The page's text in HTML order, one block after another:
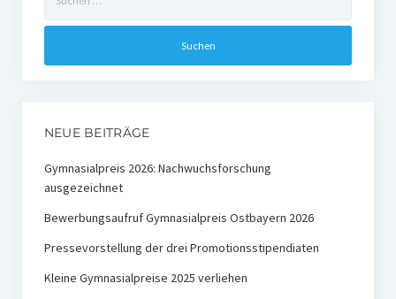
Hochschulpreis der Stiftung Nachwachsende Rohstoffe
Preisträger
Preisträger
Kontakt
nach:
NEUE BEITRÄGE
Gymnasialpreis 2026: Nachwuchsforschung
ausgezeichnet
Bewerbungsaufruf Gymnasialpreis Ostbayern 2026
Pressevorstellung der drei Promotionsstipendiaten
Kleine Gymnasialpreise 2025 verliehen